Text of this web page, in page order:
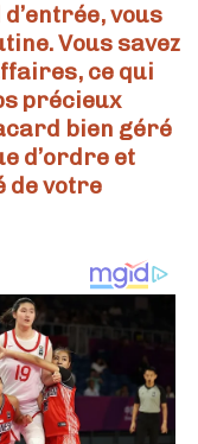
vous
Vous savez
ce qui
précieux
bien géré
d’ordre et
de votre